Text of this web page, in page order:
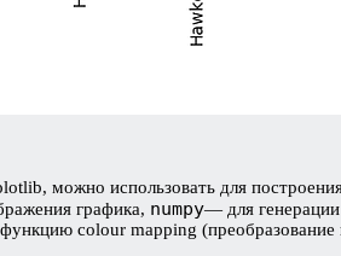
можно использовать для
графика, numpy— для
colour mapping (преобразование